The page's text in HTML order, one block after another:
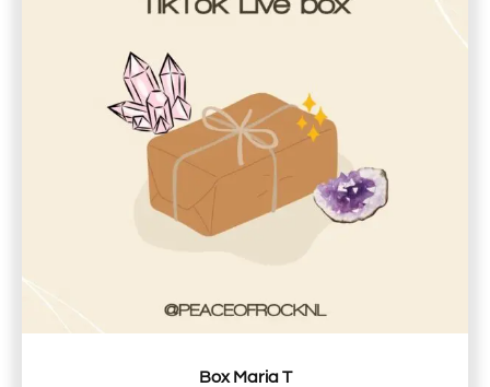
Box Maria T